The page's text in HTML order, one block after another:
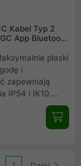
Kabel Typ 2
App Bluetooth
płaski
i
zapewniają
IP54 i IK10.